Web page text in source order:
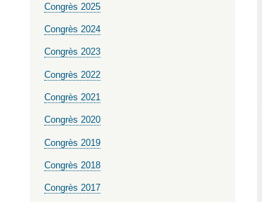
Congrès 2025
Congrès 2024
Congrès 2023
Congrès 2022
Congrès 2021
Congrès 2020
Congrès 2019
Congrès 2018
Congrès 2017